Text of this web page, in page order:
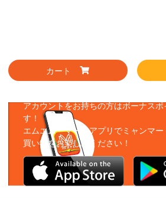
カート
アカウントをお持ちの方はボーナス
す！
エムエムーマートアプリでミャンマ
買い物をお楽しみください！